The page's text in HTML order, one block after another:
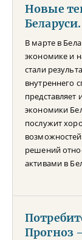
Новые
В марте в
экономике и
стали
внутреннего
экономики
послужит
решений
активами в
Прогноз